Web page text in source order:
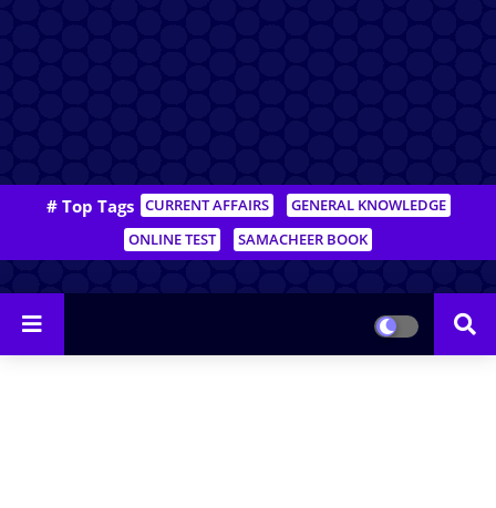
# Top Tags CURRENT AFFAIRS
GENERAL KNOWLEDGE
ONLINE TEST
SAMACHEER BOOK